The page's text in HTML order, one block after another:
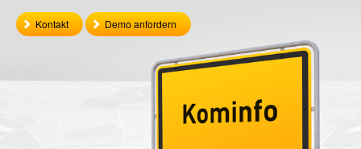
Kontakt Demo anfordern